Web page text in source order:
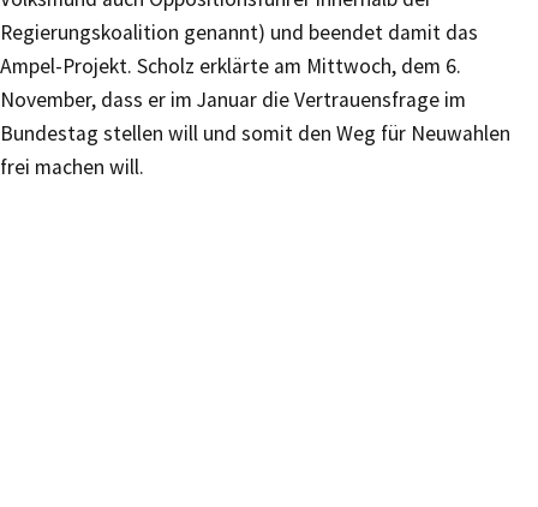
Regierungskoalition genannt) und beendet damit das
Ampel-Projekt. Scholz erklärte am Mittwoch, dem 6.
November, dass er im Januar die Vertrauensfrage im
Bundestag stellen will und somit den Weg für Neuwahlen
frei machen will.